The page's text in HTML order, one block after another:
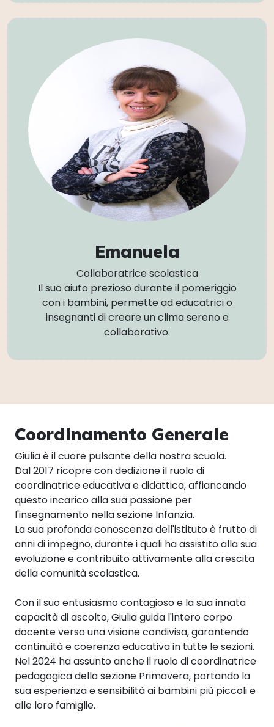
Emanuela
Collaboratrice scolastica
Il suo aiuto prezioso durante il pomeriggio
con i bambini, permette ad educatrici o
insegnanti di creare un clima sereno e
collaborativo.
Coordinamento Generale
Giulia è il cuore pulsante della nostra scuola.
Dal 2017 ricopre con dedizione il ruolo di
coordinatrice educativa e didattica, affiancando
questo incarico alla sua passione per
l'insegnamento nella sezione Infanzia.
La sua profonda conoscenza dell'istituto è frutto di
anni di impegno, durante i quali ha assistito alla sua
evoluzione e contribuito attivamente alla crescita
della comunità scolastica.
Con il suo entusiasmo contagioso e la sua innata
capacità di ascolto, Giulia guida l'intero corpo
docente verso una visione condivisa, garantendo
continuità e coerenza educativa in tutte le sezioni.
Nel 2024 ha assunto anche il ruolo di coordinatrice
pedagogica della sezione Primavera, portando la
sua esperienza e sensibilità ai bambini più piccoli e
alle loro famiglie.